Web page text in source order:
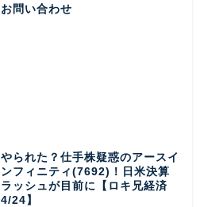
お問い合わせ
やられた？仕手株疑惑のアースイ
ンフィニティ(7692)！日米決算
ラッシュが目前に【ロキ兄経済
4/24】